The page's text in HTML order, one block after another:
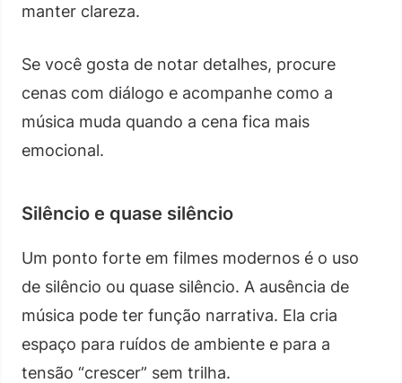
manter clareza.
Se você gosta de notar detalhes, procure
cenas com diálogo e acompanhe como a
música muda quando a cena fica mais
emocional.
Silêncio e quase silêncio
Um ponto forte em filmes modernos é o uso
de silêncio ou quase silêncio. A ausência de
música pode ter função narrativa. Ela cria
espaço para ruídos de ambiente e para a
tensão “crescer” sem trilha.